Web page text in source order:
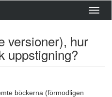
versioner), hur
uppstigning?
böckerna (förmodligen